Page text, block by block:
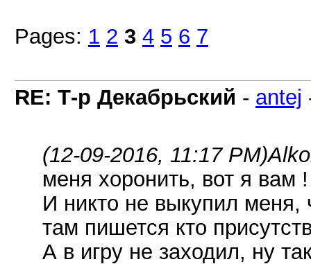
Pages: 1 2 3 4 5 6 7
RE: Т-р Декабрьский - antej
(12-09-2016, 11:17 PM)
меня хоронить, вот я вам !
И никто не выкупил
там пишется кто
А в игру не заходил, ну